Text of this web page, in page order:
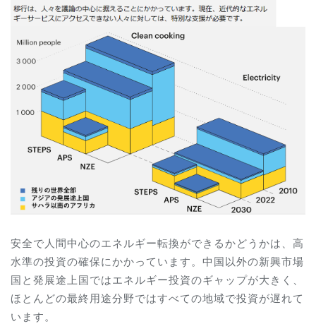
安全で人間中心のエネルギー転換ができるかどうかは、高
水準の投資の確保にかかっています。中国以外の新興市場
国と発展途上国ではエネルギー投資のギャップが大きく、
ほとんどの最終用途分野ではすべての地域で投資が遅れて
います。